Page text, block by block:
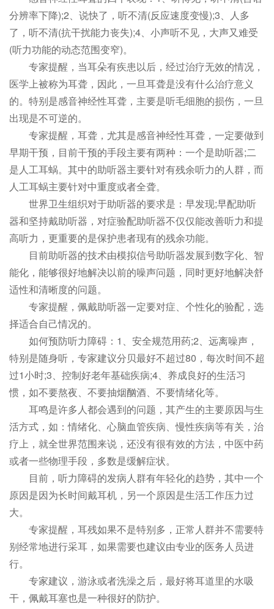
分辨率下降);2、说快了，听不清(反应速度变慢);3、人多
了，听不清(抗干扰能力丧失);4、小声听不见，大声又难受
(听力功能的动态范围变窄)。
专家提醒，当耳朵有疾患以后，经过治疗无效的情况，
医学上被称为耳聋，因此，一旦耳聋是没有什么治疗意义
的。特别是感音神经性耳聋，主要是听毛细胞的损伤，一旦
出现是不可逆的。
专家提醒，耳聋，尤其是感音神经性耳聋，一定要做到
早期干预，目前干预的手段主要有两种：一个是助听器;二
是人工耳蜗。其中的助听器主要针对有残余听力的人群，而
人工耳蜗主要针对中重度或者全聋。
世界卫生组织对于助听器的要求是：早发现;早配助听
器和坚持戴助听器，对症验配助听器不仅仅能改善听力和提
高听力，更重要的是保护患者现有的残余功能。
目前助听器的技术由模拟信号助听器发展到数字化、智
能化，能够很好地解决以前的噪声问题，同时更好地解决舒
适性和清晰度的问题。
专家提醒，佩戴助听器一定要对症、个性化的验配，选
择适合自己情况的。
如何预防听力障碍：1、安全规范用药;2、远离噪声，
特别是随身听，专家建议分贝最好不超过80，每次时间不超
过1小时;3、控制好老年基础疾病;4、养成良好的生活习
惯，如不要熬夜、不要抽烟酗酒、不要情绪化等。
耳鸣是许多人都会遇到的问题，其产生的主要原因与生
活方式，如：情绪化、心脑血管疾病、慢性疾病等有关，治
疗上，就全世界范围来说，还没有很有效的方法，中医中药
或者一些物理手段，多数是缓解症状。
目前，听力障碍的发病人群有年轻化的趋势，其中一个
原因是因为长时间戴耳机，另一个原因是生活工作压力过
大。
专家提醒，耳残如果不是特别多，正常人群并不需要特
别经常地进行采耳，如果需要也建议由专业的医务人员进
行。
专家建议，游泳或者洗澡之后，最好将耳道里的水吸
干，佩戴耳塞也是一种很好的防护。